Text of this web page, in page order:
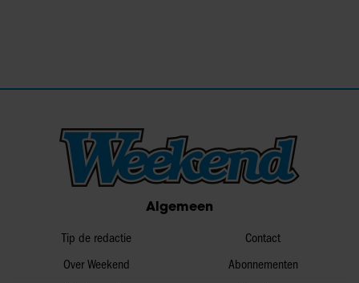
Algemeen
Tip de redactie
Over Weekend
Contact
Abonnementen